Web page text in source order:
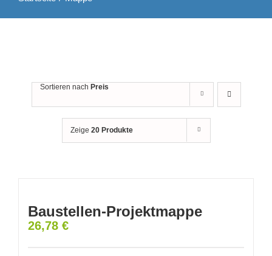
Sortieren nach Preis
Zeige 20 Produkte
Baustellen-Projektmappe
26,78 €